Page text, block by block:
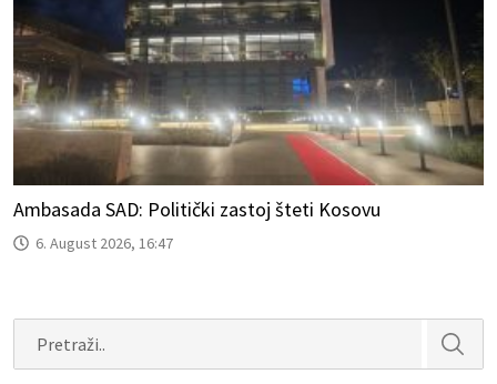
Ambasada SAD: Politički zastoj šteti Kosovu
6. August 2026, 16:47